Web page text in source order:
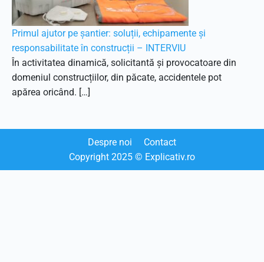
Primul ajutor pe șantier: soluții, echipamente și
responsabilitate în construcții – INTERVIU
În activitatea dinamică, solicitantă și provocatoare din
domeniul construcțiilor, din păcate, accidentele pot
apărea oricând. […]
Despre noi
Contact
Copyright 2025 © Explicativ.ro